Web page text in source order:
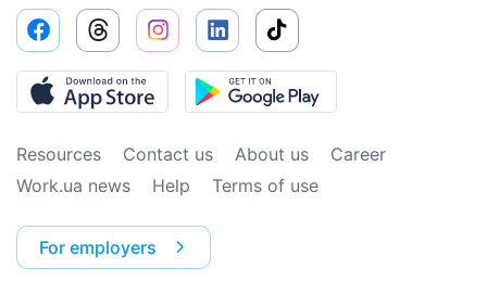
Resources Contact us About us
Сareer
Work.ua news
Help Terms of use
For employers